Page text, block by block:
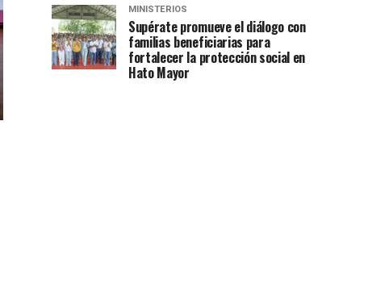
MINISTERIOS
Supérate promueve el diálogo con
familias beneficiarias para
fortalecer la protección social en
Hato Mayor